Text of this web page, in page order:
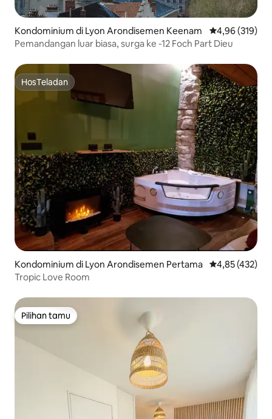
Kondominium di Lyon Arondisemen Keenam Nilai rata-rata
4,96 (319)
Pemandangan luar biasa, surga ke -12 Foch Part Dieu
HosTeladan
HosTeladan
Kondominium di Lyon Arondisemen Pertama Nilai rata-rata
4,85 (432)
Tropic Love Room
Pilihan tamu
Pilihan tamu